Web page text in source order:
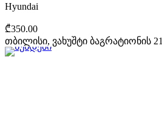
Hyundai
₾350.00
თბილისი, ვახუშტი ბაგრატიონის 21